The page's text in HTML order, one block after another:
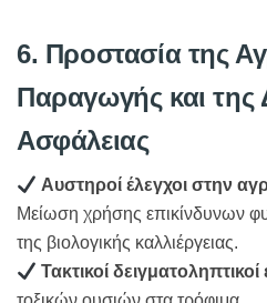
6. Προστασία της
Παραγωγής και της
Ασφάλειας
Αυστηροί έλεγχοι στην
Μείωση χρήσης επικίνδυνων
της βιολογικής καλλιέργειας.
Τακτικοί δειγματοληπτικοί